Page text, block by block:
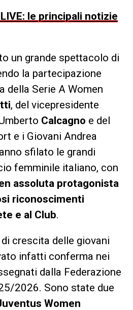
le principali notizie
un grande spettacolo di
la partecipazione
della Serie A Women
, del vicepresidente
Calcagno e del
e i Giovani Andrea
sfilato le grandi
femminile italiano, con
assoluta protagonista
riconoscimenti
e al Club.
crescita delle giovani
infatti conferma nei
dalla Federazione
2026. Sono state due
Women